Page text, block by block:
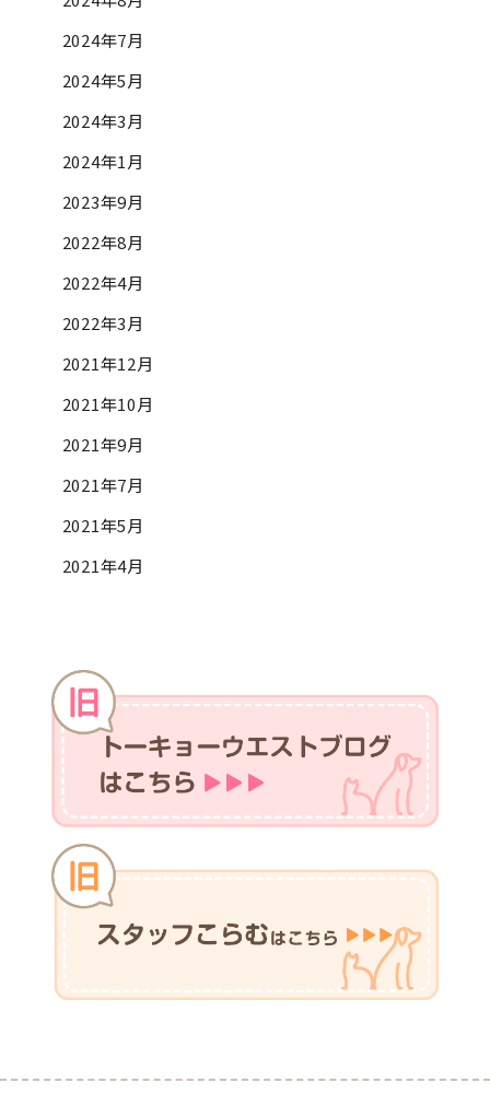
2024年7月
2024年5月
2024年3月
2024年1月
2023年9月
2022年8月
2022年4月
2022年3月
2021年12月
2021年10月
2021年9月
2021年7月
2021年5月
2021年4月